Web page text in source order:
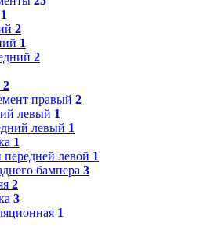
1
2
1
2
2
правый 2
левый 1
левый 1
1
левой 1
бампера 3
2
3
1